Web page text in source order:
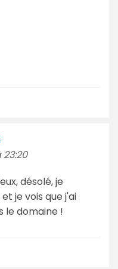
23:20
désolé, je
je vois que j'ai
le domaine !